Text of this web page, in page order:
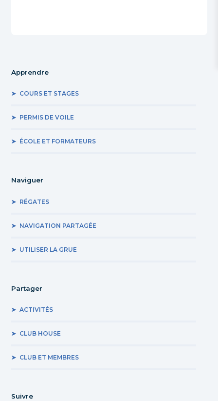
Apprendre
COURS ET STAGES
PERMIS DE VOILE
ÉCOLE ET FORMATEURS
Naviguer
RÉGATES
NAVIGATION PARTAGÉE
UTILISER LA GRUE
Partager
ACTIVITÉS
CLUB HOUSE
CLUB ET MEMBRES
Suivre